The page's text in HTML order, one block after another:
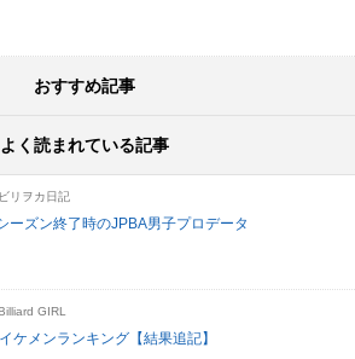
おすすめ記事
よく読まれている記事
ビリヲカ日記
ーズン終了時のJPBA男子プロデータ
GIRL
ケメンランキング【結果追記】